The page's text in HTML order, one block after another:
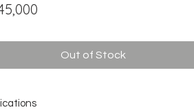
Out of Stock